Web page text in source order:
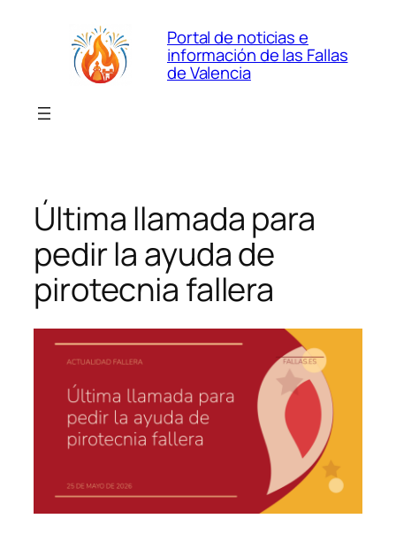
contenido
Portal de noticias e
información de las Fallas
de Valencia
Última llamada para
pedir la ayuda de
pirotecnia fallera